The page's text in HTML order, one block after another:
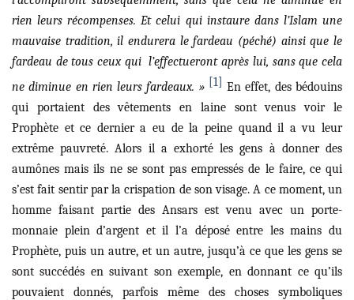
rien leurs récompenses. Et celui qui instaure dans l’Islam une
mauvaise tradition, il endurera le fardeau (péché) ainsi que le
fardeau de tous ceux qui l’effectueront après lui, sans que cela
ne diminue en rien leurs fardeaux. » [1] En effet, des bédouins
qui portaient des vêtements en laine sont venus voir le
Prophète et ce dernier a eu de la peine quand il a vu leur
extrême pauvreté. Alors il a exhorté les gens à donner des
aumônes mais ils ne se sont pas empressés de le faire, ce qui
s’est fait sentir par la crispation de son visage. A ce moment, un
homme faisant partie des Ansars est venu avec un porte-
monnaie plein d’argent et il l’a déposé entre les mains du
Prophète, puis un autre, et un autre, jusqu’à ce que les gens se
sont succédés en suivant son exemple, en donnant ce qu’ils
pouvaient donnés, parfois même des choses symboliques